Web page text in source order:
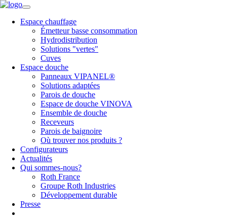
Espace chauffage
Émetteur basse consommation
Hydrodistribution
Solutions "vertes"
Cuves
Espace douche
Panneaux VIPANEL®
Solutions adaptées
Parois de douche
Espace de douche VINOVA
Ensemble de douche
Receveurs
Parois de baignoire
Où trouver nos produits ?
Configurateurs
Actualités
Qui sommes-nous?
Roth France
Groupe Roth Industries
Développement durable
Presse